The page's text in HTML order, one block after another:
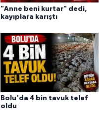
"Anne beni kurtar" dedi,
kayıplara karıştı
Bolu'da 4 bin tavuk telef
oldu